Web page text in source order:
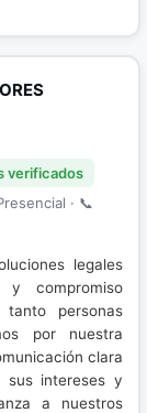
verificados
· 📞
legales
y compromiso
personas
por nuestra
clara
intereses y
a nuestros